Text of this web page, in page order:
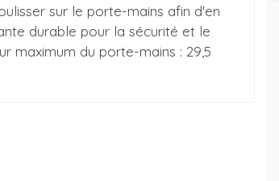
sur le porte-mains afin d'en
durable pour la sécurité et le
maximum du porte-mains : 29,5